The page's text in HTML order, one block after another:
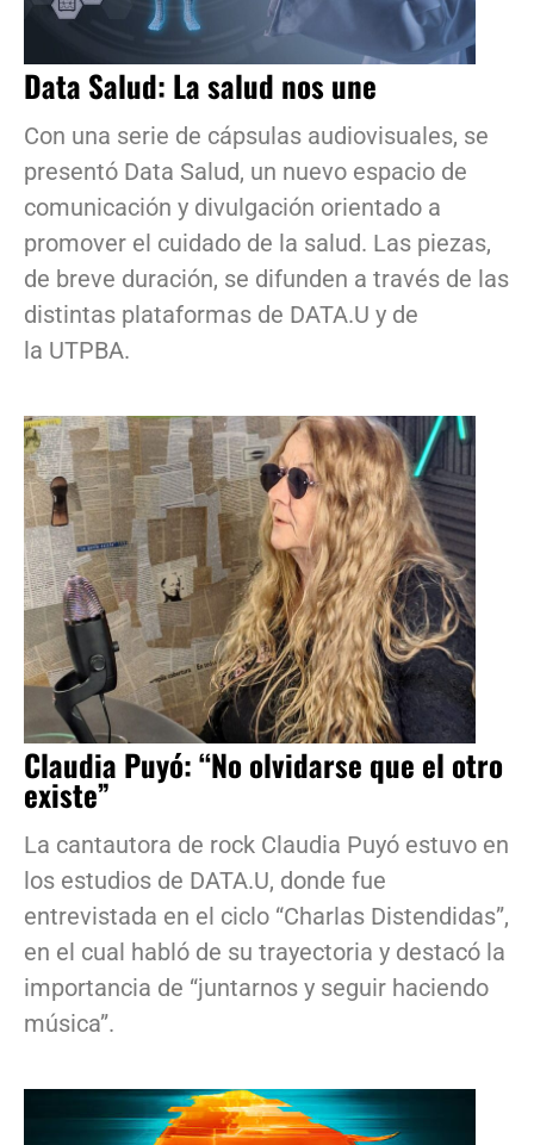
Data Salud: La salud nos une
Con una serie de cápsulas audiovisuales, se
presentó Data Salud, un nuevo espacio de
comunicación y divulgación orientado a
promover el cuidado de la salud. Las piezas,
de breve duración, se difunden a través de las
distintas plataformas de DATA.U y de
la UTPBA.
Claudia Puyó: “No olvidarse que el otro
existe”
La cantautora de rock Claudia Puyó estuvo en
los estudios de DATA.U, donde fue
entrevistada en el ciclo “Charlas Distendidas”,
en el cual habló de su trayectoria y destacó la
importancia de “juntarnos y seguir haciendo
música”.